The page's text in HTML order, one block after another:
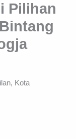
Pilihan
Kota